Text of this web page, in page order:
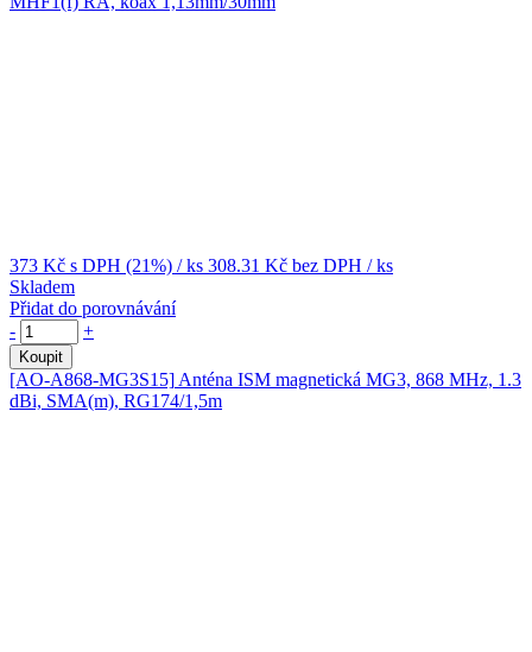
373 Kč s DPH (21%) / ks 308.31 Kč bez DPH / ks
Skladem
Přidat do porovnávání
-
+
Koupit
[AO-A868-MG3S15] Anténa ISM magnetická MG3, 868 MHz, 1.3
dBi, SMA(m), RG174/1,5m